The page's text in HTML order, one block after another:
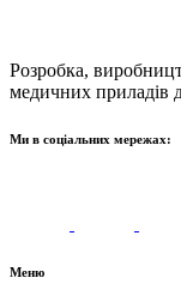
Розробка,
медичних приладів
Ми в соціальних мережах:
Меню